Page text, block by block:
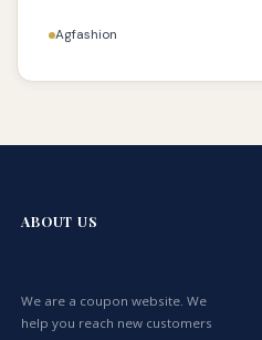
Agfashion
ABOUT US
We are a coupon website. We
help you reach new customers